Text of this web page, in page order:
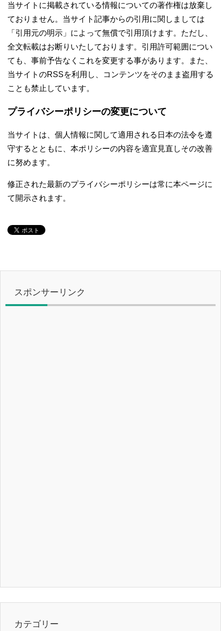
当サイトに掲載されている情報についての著作権は放棄し
ておりません。当サイト記事からの引用に関しましては
「引用元の明示」によって無償で引用頂けます。ただし、
全文転載はお断りいたしております。引用許可範囲につい
ても、事前予告なくこれを変更する事があります。また、
当サイトのRSSを利用し、コンテンツをそのまま盗用する
ことも禁止しています。
プライバシーポリシーの変更について
当サイトは、個人情報に関して適用される日本の法令を遵
守するとともに、本ポリシーの内容を適宜見直しその改善
に努めます。
修正された最新のプライバシーポリシーは常に本ページに
て開示されます。
スポンサーリンク
カテゴリー